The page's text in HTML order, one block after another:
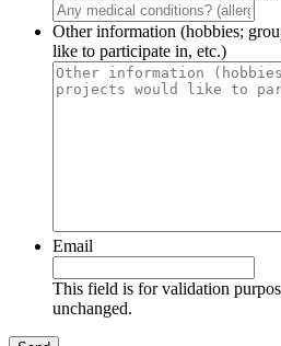
Other information (hobbies;
like to participate in, etc.)
Email
This field is for validation
unchanged.